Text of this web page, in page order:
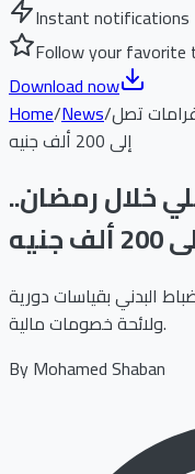
Instant notifications
Follow your favorite
Download now
Home/News/تصل
إلى 200 ألف جنيه
خلال رمضان..
البدني بقياسات دورية
ولائحة خصومات مالية.
ByMohamed Shaban